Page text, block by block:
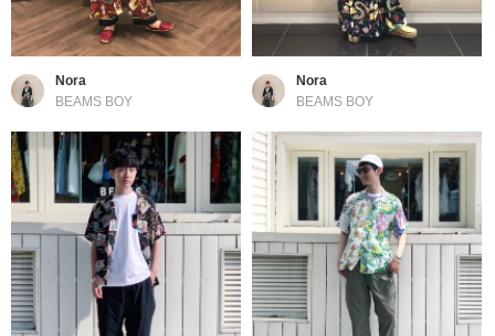
Nora
BEAMS BOY
Nora
BEAMS BOY